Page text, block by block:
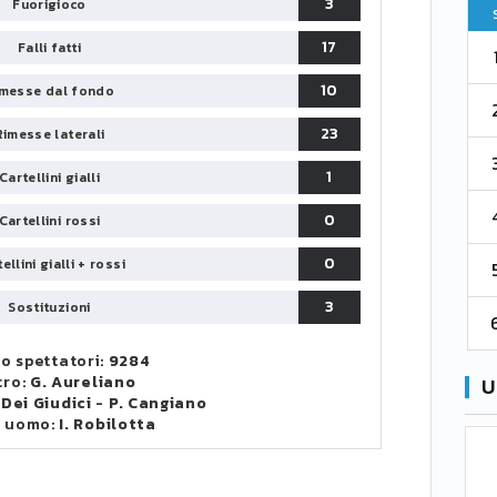
Fuorigioco
Falli fatti
17
dal fondo
10
laterali
23
Cartellini gialli
1
Cartellini rossi
0
gialli + rossi
0
Sostituzioni 3
spettatori: 9284
G. Aureliano
Dei Giudici - P. Cangiano
I. Robilotta
Pt
59
38
38
4
5
38
1